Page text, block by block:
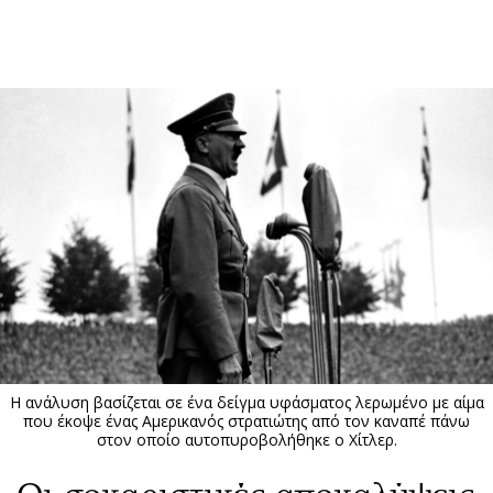
ΚΑΤΗΓΟΡΙΕΣ ΣΥΝΔΕΣΗ
Παιδεία
Υγεία
Πολιτική
Βουλευτικές 2026
Εκλογές 2024
Προεδρικές 2023
Δημοσκοπήσεις
Διπλωματία
Απόψεις
Αρθρογραφία
The Hill
Υγεία
Αγγελίες
Ενοικιάζονται
Πωλούνται
Ζητούν εργασία
Θέσεις εργασίας
Η ανάλυση βασίζεται σε ένα δείγμα υφάσματος λερωμένο με αίμα
που έκοψε ένας Αμερικανός στρατιώτης από τον καναπέ πάνω
στον οποίο αυτοπυροβολήθηκε ο Χίτλερ.